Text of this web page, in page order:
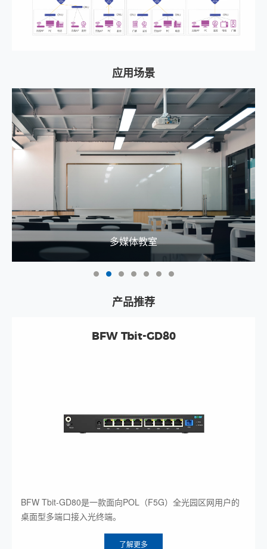
应用场景
多媒体教室
产品推荐
BFW Tbit-GD80
BFW Tbit-GD80是一款面向POL（F5G）全光园区网用户的
桌面型多端口接入光终端。
了解更多